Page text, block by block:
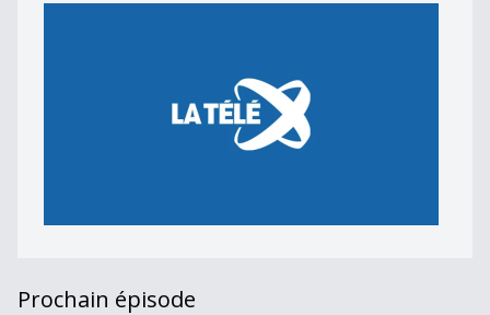
Prochain épisode